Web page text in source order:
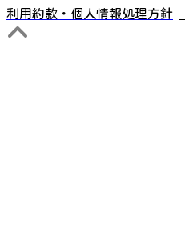
利用約款・個人情報処理方針